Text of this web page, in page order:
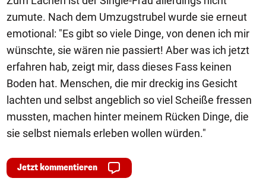
zumute. Nach dem Umzugstrubel wurde sie erneut
emotional: "Es gibt so viele Dinge, von denen ich mir
wünschte, sie wären nie passiert! Aber was ich jetzt
erfahren hab, zeigt mir, dass dieses Fass keinen
Boden hat. Menschen, die mir dreckig ins Gesicht
lachten und selbst angeblich so viel Scheiße fressen
mussten, machen hinter meinem Rücken Dinge, die
sie selbst niemals erleben wollen würden."
Jetzt kommentieren